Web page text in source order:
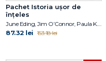
Pachet Istoria ușor de
înțeles
June Eding, Jim O’Connor, Paula K. Manzanero, Janet B. Pascal, Pam Pollack, Meg Belviso
87.32 lei 153.18 lei